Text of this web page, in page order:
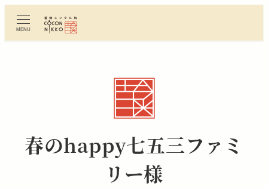
ン
MENU
春のhappy七五三ファミ
リー様